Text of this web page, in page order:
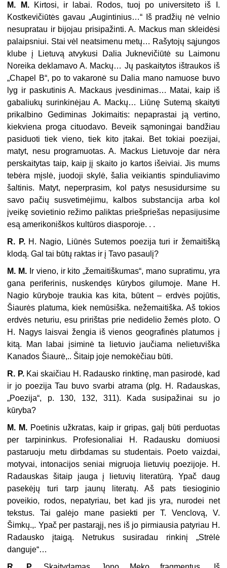
M. M.Kirtosi, ir labai. Rodos, tuoj po universiteto iš I.
Kostkevičiūtės ga­vau „Augintinius…“ Iš pradžių nė velnio
nesupratau ir bijojau prisipažinti. A. Mackus man skleidėsi
palaipsniui. Stai vėl neatsimenu metų… Rašytojų sąjun­gos
klube į Lietuvą atvykusi Dalia Juknevičiūtė su Laimonu
Noreika deklama­vo A. Mackų… Jų paskaitytos ištraukos iš
„Chapel B“, po to vakaronė su Da­lia mano namuose buvo
lyg ir paskutinis A. Mackaus įvesdinimas… Matai, kaip iš
gabaliukų surinkinėjau A. Mackų… Liūnę Sutemą skaityti
prikalbino Gediminas Jokimaitis: nepaprastai ją vertino,
kiekviena proga cituodavo. Be­veik sąmoningai bandžiau
pasiduoti tiek vieno, tiek kito įtakai. Bet tokiai poezi­jai,
matyt, nesu programuotas. A. Mackus Lietuvoje dar nėra
perskaitytas taip, kaip jį skaito jo kartos išeiviai. Jis mums
tebėra mįslė, juodoji skylė, šalia vei­kiantis spinduliavimo
šaltinis. Matyt, neperprasim, kol patys nesusidursime su
savo pačių susvetimėjimu, kalbos substancija arba kol
įveikę sovietinio režimo paliktas priešpriešas nepasijusime
esą amerikoniškos kultūros diasporoje. . .
R. P.H. Nagio, Liūnės Sutemos poezija turi ir žemaitišką
klodą. Gal tai bū­tų raktas ir į Tavo pasaulį?
M. M. Ir vieno, ir kito „žemaitiškumas“, mano supratimu, yra
gana periferi­nis, nuskendęs kūrybos gilumoje. Mane H.
Nagio kūryboje traukia kas kita, būtent – erdvės pojūtis,
Šiaurės platuma, kiek nemūsiška. nežemaitiška. Aš to­kios
erdvės neturiu, esu pririštas prie nedidelio žemės ploto. O
H. Nagys lais­vai žengia iš vienos geografinės platumos į
kitą. Man labai įsiminė ta lietuvio jaučiama nelietuviška
Kanados Šiaurė,.. Šitaip joje nemokėčiau būti.
R. P.Kai skaičiau H. Radausko rinktinę, man pasirodė, kad
ir jo poezija Tau buvo svarbi atrama (plg. H. Radauskas,
„Poezija“, p. 130, 132, 311). Kada susi­pažinai su jo
kūryba?
M. M. Poetinis užkratas, kaip ir gripas, galį būti perduotas
per tarpininkus. Profesionaliai H. Radausku domiuosi
pastaruoju metu dirbdamas su studentais. Poeto vaizdai,
motyvai, intonacijos seniai migruoja lietuvių poezijoje. H.
Ra­dauskas šitaip įauga į lietuvių literatūrą. Ypač daug
pasekėjų turi tarp jaunų literatų. Aš pats tiesioginio
poveikio, rodos, nepatyriau, bet kad jis yra, nurodei net
tekstus. Tai galėjo mane pasiekti per T. Venclovą, V.
Šimkų.,. Ypač per pastarąjį, nes iš jo pirmiausia patyriau H.
Radausko įtaigą. Netrukus susiradau rinkinį „Strėlė
danguje“…